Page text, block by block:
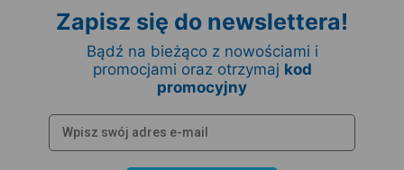
Zapisz się do newslettera!
Bądź na bieżąco z nowościami i
promocjami oraz otrzymaj kod
promocyjny